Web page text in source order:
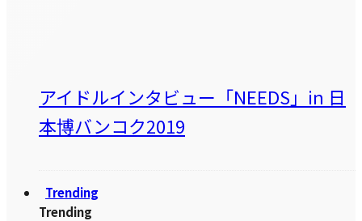
アイドルインタビュー「NEEDS」in 日
本博バンコク2019
Trending
Trending